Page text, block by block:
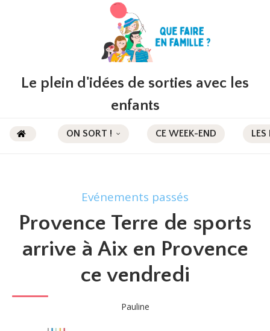
Le plein d'idées de sorties avec les
enfants
ON SORT ! CE WEEK-END LES
Evénements passés
Provence Terre de sports
arrive à Aix en Provence
ce vendredi
Pauline